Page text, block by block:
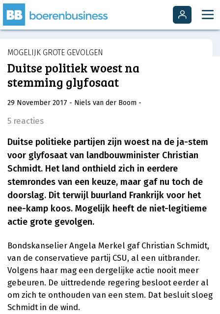
MOGELIJK GROTE GEVOLGEN
Duitse politiek woest na
stemming glyfosaat
29 November 2017 - Niels van der Boom -
5 reacties
Duitse politieke partijen zijn woest na de ja-stem
voor glyfosaat van landbouwminister Christian
Schmidt. Het land onthield zich in eerdere
stemrondes van een keuze, maar gaf nu toch de
doorslag. Dit terwijl buurland Frankrijk voor het
nee-kamp koos. Mogelijk heeft de niet-legitieme
actie grote gevolgen.
Bondskanselier Angela Merkel gaf Christian Schmidt,
van de conservatieve partij CSU, al een uitbrander.
Volgens haar mag een dergelijke actie nooit meer
gebeuren. De uittredende regering besloot eerder al
om zich te onthouden van een stem. Dat besluit sloeg
Schmidt in de wind.